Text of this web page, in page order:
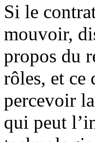
Si le
mouvoir,
propos du
rôles, et ce
percevoir
qui peut